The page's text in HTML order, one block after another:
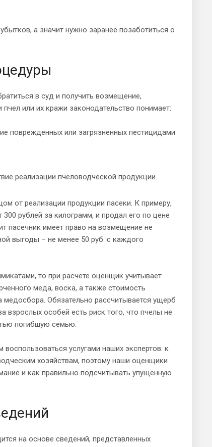
а значит нужно заранее позаботиться о
в суд и получить возмещение,
или их кражи законодательство понимает:
поврежденных или загрязненных пестицидами
реализации пчеловодческой продукции.
от реализации продукции пасеки. К примеру,
рублей за килограмм, и продал его по цене
пасечник имеет право на возмещение не
выгоды – не менее 50 руб. с каждого
то при расчете оценщик учитывает
меда, воска, а также стоимость
Обязательно рассчитывается ущерб
взрослых особей есть риск того, что пчелы не
погибшую семью.
услугами наших экспертов: к
хозяйствам, поэтому наши оценщики
и как правильно подсчитывать упущенную
на основе сведений, представленных